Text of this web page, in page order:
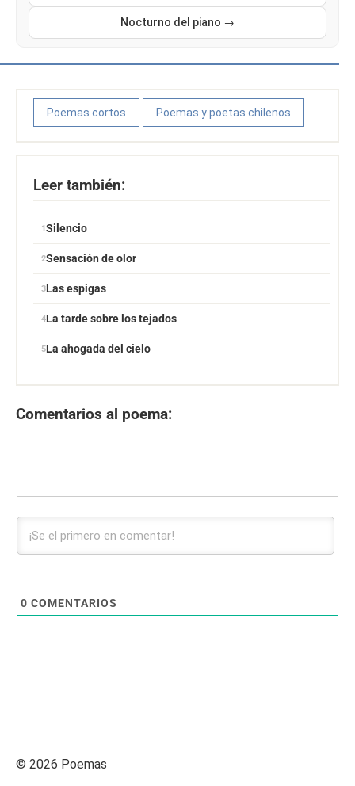
Nocturno del piano →
Poemas cortos Poemas y poetas chilenos
Leer también:
Silencio
Sensación de olor
Las espigas
La tarde sobre los tejados
La ahogada del cielo
Comentarios al poema:
0 COMENTARIOS
© 2026 Poemas